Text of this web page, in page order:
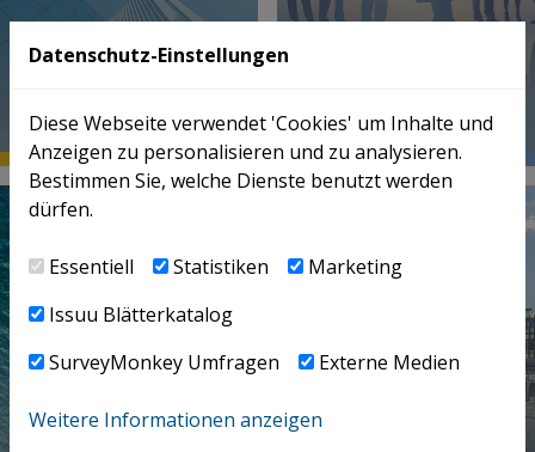
GLOBAL
Datenschutz-Einstellungen
Diese Webseite verwendet 'Cookies' um Inhalte und
Anzeigen zu personalisieren und zu analysieren.
Bestimmen Sie, welche Dienste benutzt werden
dürfen.
Essentiell Statistiken
Marketing
Issuu Blätterkatalog
SurveyMonkey Umfragen
Externe Medien
Weitere Informationen anzeigen